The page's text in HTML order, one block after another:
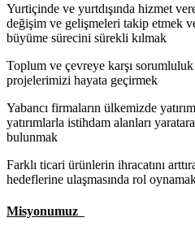
Yurtiçinde ve yurtdışında hizmet
değişim ve gelişmeleri takip etmek
büyüme sürecini sürekli kılmak
Toplum ve çevreye karşı
projelerimizi hayata geçirmek
Yabancı firmaların ülkemizde
yatırımlarla istihdam alanları
bulunmak
Farklı ticari ürünlerin ihracatını
hedeflerine ulaşmasında rol
Misyonumuz